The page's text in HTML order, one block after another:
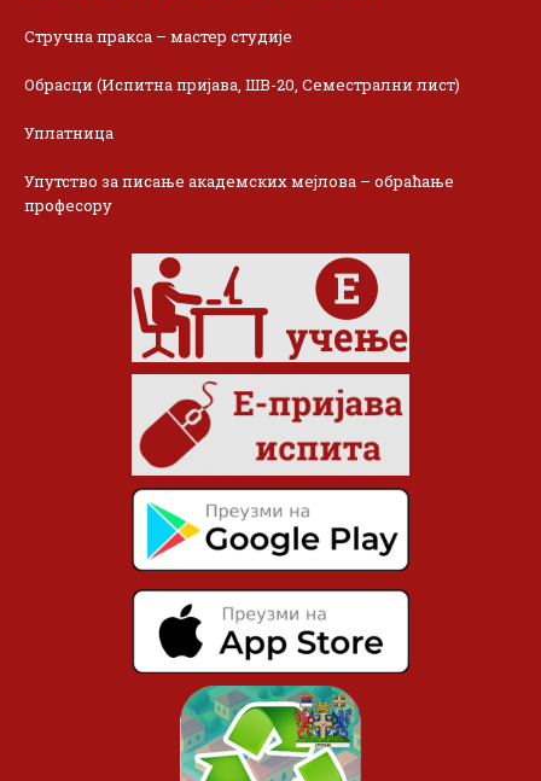
Стручна пракса – мастер студије
Обрасци (Испитна пријава, ШВ-20, Семестрални лист)
Уплатница
Упутство за писање академских мејлова – обраћање
професору